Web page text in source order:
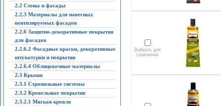
2.2 Стены и фасады
2.2.3 Материалы для навесных
вентилируемых фасадов
2.2.6 Защитно-декоративные покрытия
для фасадов
2.2.6.2 Фасадные краски, декоративные
штукатурки и покрытия
2.2.6.4 Облицовочные материалы
2.3 Крыши
2.3.1 Стропильные системы
2.3.2 Кровельные покрытия
2.3.2.1 Мягкая кровля
Выбрать для
сравнения